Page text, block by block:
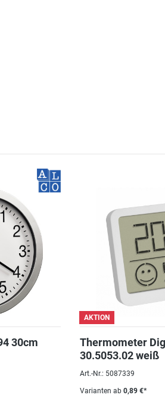
30cm
AKTION
Thermometer
30.5053.02 weiß
Art.-Nr.: 5087339
Varianten ab 0,89 €*